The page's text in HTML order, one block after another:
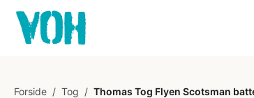
Forside / Tog / Thomas Tog Flyen Scotsman